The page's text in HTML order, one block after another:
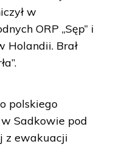
w
ORP „Sęp” i
Holandii. Brał
polskiego
Sadkowie pod
z ewakuacji